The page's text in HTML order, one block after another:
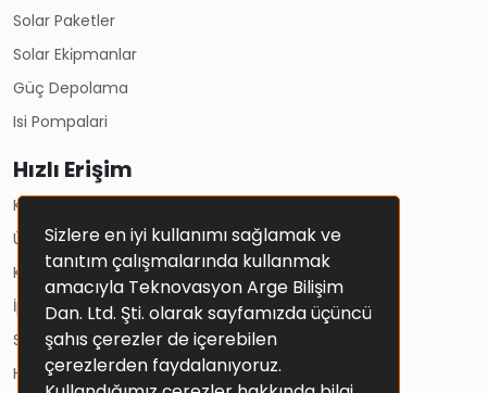
Sizlere en iyi kullanımı sağlamak ve
tanıtım çalışmalarında kullanmak
amacıyla Teknovasyon Arge Bilişim
Dan. Ltd. Şti. olarak sayfamızda üçüncü
şahıs çerezler de içerebilen
çerezlerden faydalanıyoruz.
Solar Paketler
Solar Eki̇pmanlar
Güç Depolama
Isi Pompalari
Hızlı Erişim
Kullanım Koşulları
Üyelik Sözleşmesi
Kişisel Verilerin Korunması Ve Gizlilik Politikası
İptal Ve İade Şartları
Solar Sistemler
Hesap Bilgileri